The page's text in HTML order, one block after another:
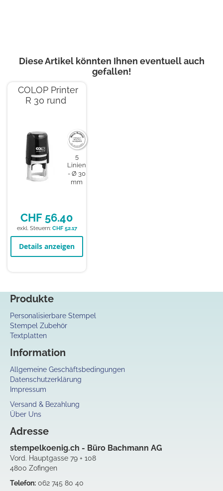
Diese Artikel könnten Ihnen eventuell auch
gefallen!
COLOP Printer
R 30 rund
5
Linien
Ø 30
mm
CHF 56.40
CHF 52.17
Details anzeigen
Produkte
Personalisierbare Stempel
Stempel Zubehör
Textplatten
Information
Allgemeine Geschäftsbedingungen
Datenschutzerklärung
Impressum
Versand & Bezahlung
Über Uns
Adresse
stempelkoenig.ch - Büro Bachmann AG
Vord. Hauptgasse 79 + 108
4800 Zofingen
Telefon: 062 745 80 40